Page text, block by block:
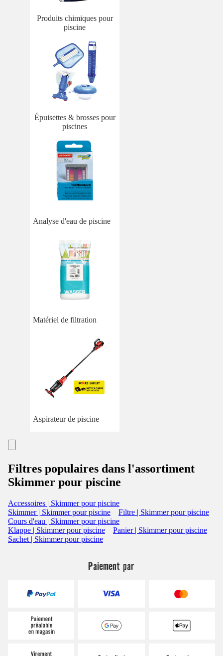
Produits chimiques pour
piscine
Épuisettes & brosses pour
piscines
Analyse d'eau de piscine
Matériel de filtration
Aspirateur de piscine
Filtres populaires dans l'assortiment
Skimmer pour piscine
Accessoires | Skimmer pour piscine
Skimmer | Skimmer pour piscine
Filtre | Skimmer pour piscine
Cours d'eau | Skimmer pour piscine
Klappe | Skimmer pour piscine
Panier | Skimmer pour piscine
Sachet | Skimmer pour piscine
Paiement par